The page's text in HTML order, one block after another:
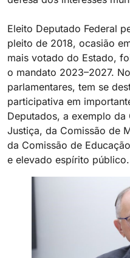
Eleito Deputado Federal
pleito de 2018, ocasião
mais votado do Estado,
o mandato 2023–2027.
parlamentares, tem se
participativa em
Deputados, a exemplo
Justiça, da Comissão de
da Comissão de
e elevado espírito público.